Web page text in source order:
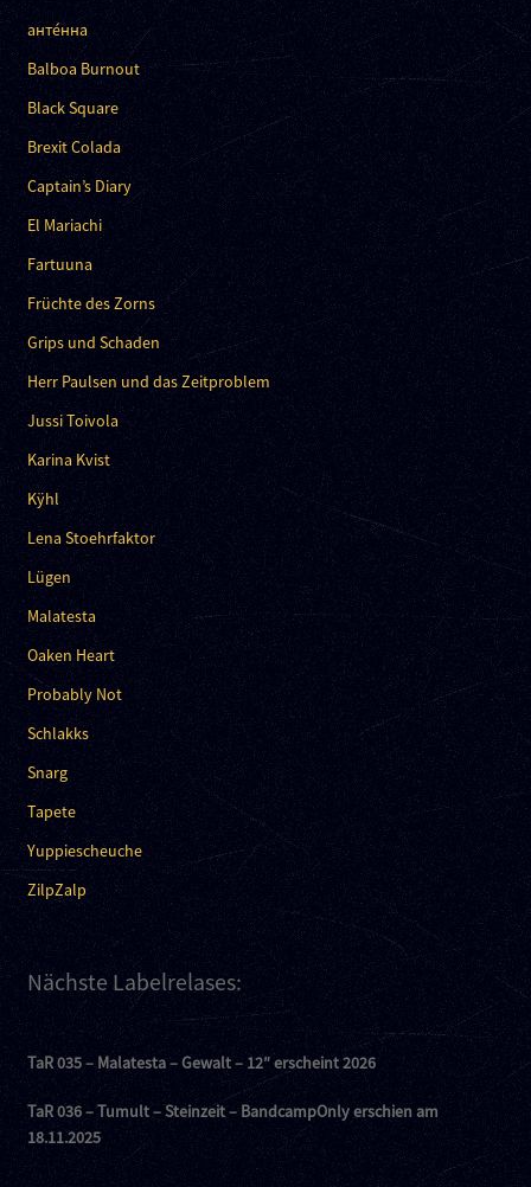
анте́нна
Balboa Burnout
Black Square
Brexit Colada
Captain’s Diary
El Mariachi
Fartuuna
Früchte des Zorns
Grips und Schaden
Herr Paulsen und das Zeitproblem
Jussi Toivola
Karina Kvist
Kÿhl
Lena Stoehrfaktor
Lügen
Malatesta
Oaken Heart
Probably Not
Schlakks
Snarg
Tapete
Yuppiescheuche
ZilpZalp
Nächste Labelrelases:
TaR 035 – Malatesta – Gewalt – 12″ erscheint 2026
TaR 036 – Tumult – Steinzeit – BandcampOnly erschien am
18.11.2025